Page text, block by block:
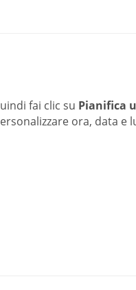
fai clic su Pianifica
ora, data e